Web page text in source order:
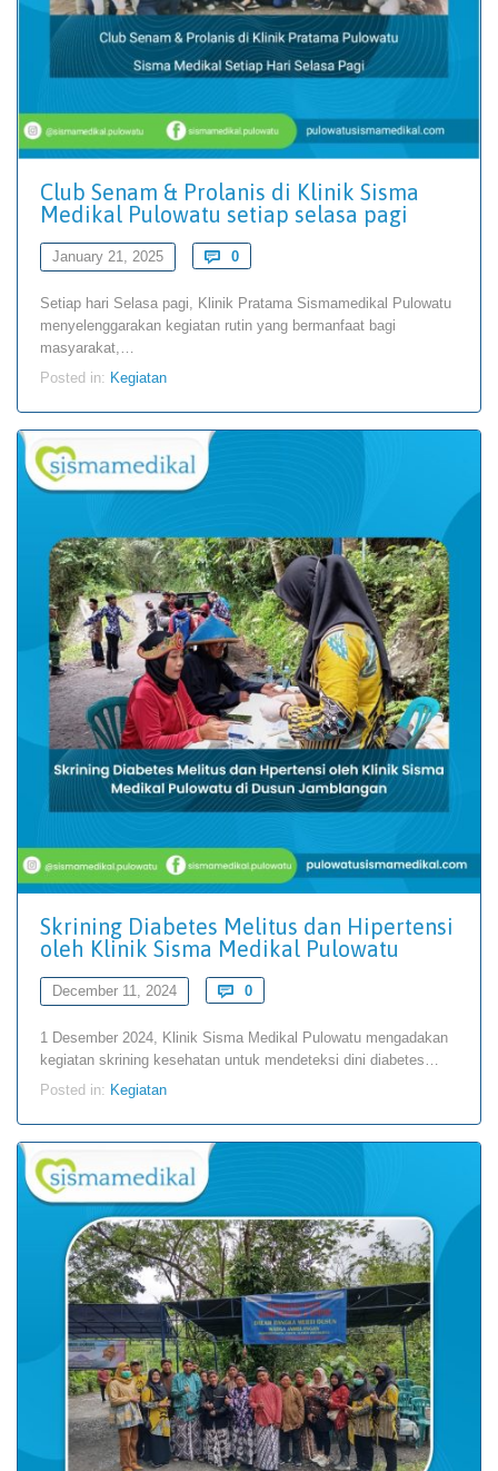
Club Senam & Prolanis di Klinik Sisma
Medikal Pulowatu setiap selasa pagi
January 21, 2025  0Comments
Setiap hari Selasa pagi, Klinik Pratama Sismamedikal Pulowatu
menyelenggarakan kegiatan rutin yang bermanfaat bagi
masyarakat,…
Posted in: Kegiatan
Skrining Diabetes Melitus dan Hipertensi
oleh Klinik Sisma Medikal Pulowatu
December 11, 2024  0Comments
1 Desember 2024, Klinik Sisma Medikal Pulowatu mengadakan
kegiatan skrining kesehatan untuk mendeteksi dini diabetes…
Posted in: Kegiatan